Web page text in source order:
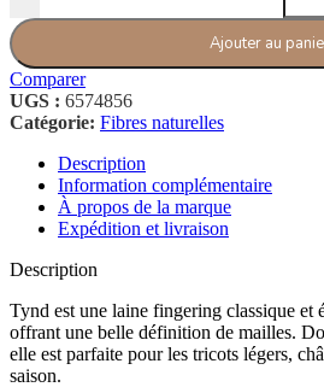
Ajouter au
Comparer
UGS : 6574856
Catégorie: Fibres naturelles
Description
Information complémentaire
À propos de la marque
Expédition et livraison
Description
Tynd est une laine fingering classique et
offrant une belle définition de mailles.
elle est parfaite pour les tricots légers,
saison.